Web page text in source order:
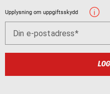
Upplysning om uppgiftsskydd
Din e-postadress